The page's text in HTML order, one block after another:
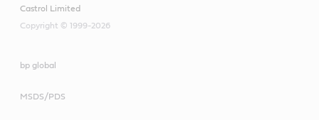
Castrol Limited
Copyright © 1999-2026
bp global
MSDS/PDS